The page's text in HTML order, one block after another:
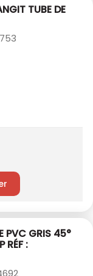
TUBE DE
PVC GRIS 45°
RÉF :